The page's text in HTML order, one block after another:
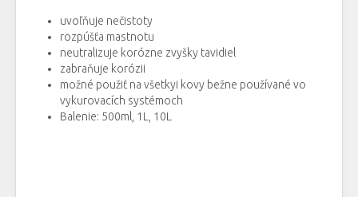
uvoľňuje nečistoty
rozpúšťa mastnotu
neutralizuje korózne zvyšky tavidiel
zabraňuje korózii
možné použiť na všetkyi kovy bežne používané vo
vykurovacích systémoch
Balenie: 500ml, 1L, 10L